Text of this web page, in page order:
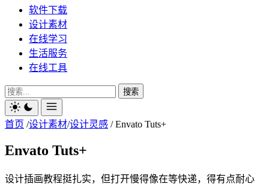
软件下载
设计素材
在线学习
生活服务
在线工具
搜索
首页 /设计素材/设计灵感 / Envato Tuts+
Envato Tuts+
设计插画教程挺扎实，但打开慢得像在等快递，得有点耐心